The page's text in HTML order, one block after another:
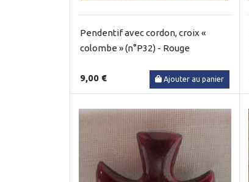
Pendentif avec cordon, croix «
colombe » (n°P32) - Rouge
9,00 € Ajouter au panier